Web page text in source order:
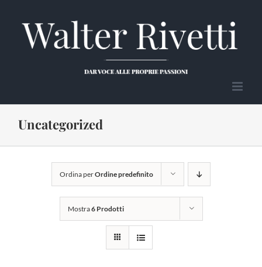
contenuto
Uncategorized
Ordina perOrdine predefinito
Mostra6 Prodotti